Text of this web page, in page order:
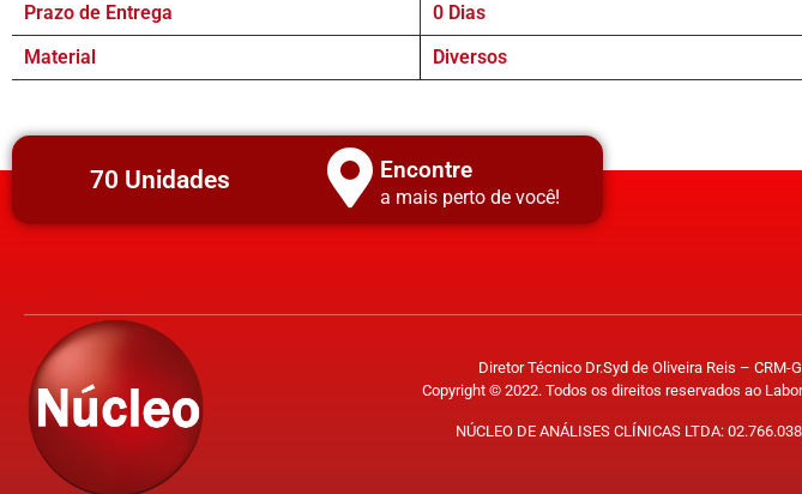
Prazo de Entrega
0 Dias
Material
Diversos
70 Unidades Encontre
a mais perto de você!
Diretor Técnico Dr.Syd de Oliveira Reis – CRM-
Copyright © 2022. Todos os direitos reservados ao
NÚCLEO DE ANÁLISES CLÍNICAS LTDA: